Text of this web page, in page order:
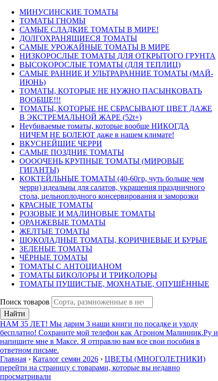
МИНУСИНСКИЕ ТОМАТЫ
ТОМАТЫ ГНОМЫ
САМЫЕ СЛАДКИЕ ТОМАТЫ В МИРЕ!
ДОЛГОХРАНЯЩИЕСЯ ТОМАТЫ
САМЫЕ УРОЖАЙНЫЕ ТОМАТЫ В МИРЕ
НИЗКОРОСЛЫЕ ТОМАТЫ ДЛЯ ОТКРЫТОГО ГРУНТА
ВЫСОКОРОСЛЫЕ ТОМАТЫ (ДЛЯ ТЕПЛИЦ)
САМЫЕ РАННИЕ И УЛЬТРАРАННИЕ ТОМАТЫ (МАЙ-
ИЮНЬ)
ТОМАТЫ, КОТОРЫЕ НЕ НУЖНО ПАСЫНКОВАТЬ
ВООБЩЕ!!!
ТОМАТЫ, КОТОРЫЕ НЕ СБРАСЫВАЮТ ЦВЕТ ДАЖЕ
В ЭКСТРЕМАЛЬНОЙ ЖАРЕ (52t+)
Неубиваемые томаты, которые вообще НИКОГДА
НИЧЕМ НЕ БОЛЕЮТ даже в нашем климате!
ВКУСНЕЙШИЕ ЧЕРРИ
САМЫЕ ПОЗДНИЕ ТОМАТЫ
ООООЧЕНЬ КРУПНЫЕ ТОМАТЫ (МИРОВЫЕ
ГИГАНТЫ)
КОКТЕЙЛЬНЫЕ ТОМАТЫ (40-60гр, чуть больше чем
черри) идеальны для салатов, украшения праздничного
стола, цельноплодного консервирования и заморозки
КРАСНЫЕ ТОМАТЫ
РОЗОВЫЕ И МАЛИНОВЫЕ ТОМАТЫ
ОРАНЖЕВЫЕ ТОМАТЫ
ЖЕЛТЫЕ ТОМАТЫ
ШОКОЛАДНЫЕ ТОМАТЫ, КОРИЧНЕВЫЕ И БУРЫЕ
ЗЕЛЕНЫЕ ТОМАТЫ
ЧЁРНЫЕ ТОМАТЫ
ТОМАТЫ С АНТОЦИАНОМ
ТОМАТЫ БИКОЛОРЫ И ТРИКОЛОРЫ
ТОМАТЫ ПУШИСТЫЕ, МОХНАТЫЕ, ОПУШЁННЫЕ
Поиск товаров
Найти
НАМ 35 ЛЕТ! Мы дарим 3 наши книги по посадке и уходу
бесплатно! Сохраните мой телефон как Агроном Малинник.Ру и
напишите мне в Максе. Я отправлю вам все свои пособия в
ответном письме.
Главная › Каталог семян 2026 › ЦВЕТЫ (МНОГОЛЕТНИКИ)
перейти на страницу с товарами, которые вы недавно
просматривали